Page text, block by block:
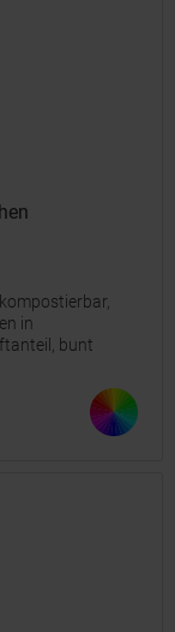
in
bunt